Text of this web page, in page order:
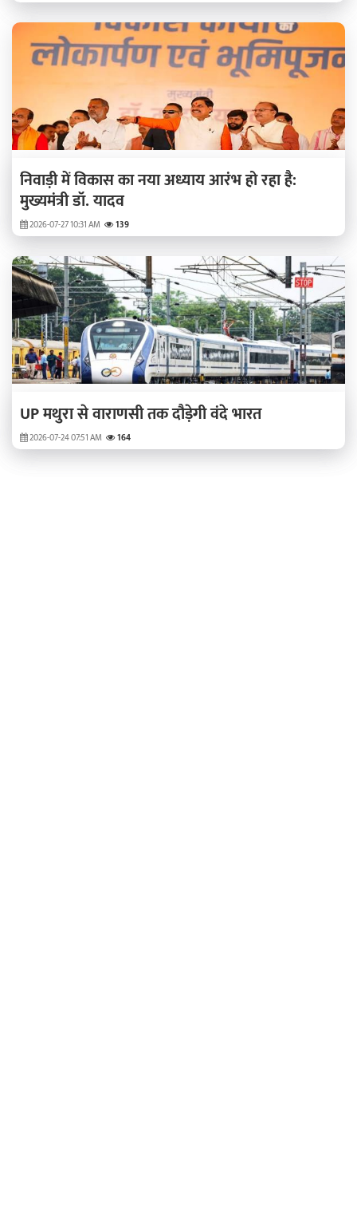
निवाड़ी में विकास का नया अध्याय आरंभ हो रहा है:
मुख्यमंत्री डॉ. यादव
2026-07-27 10:31 AM 139
UP मथुरा से वाराणसी तक दौड़ेगी वंदे भारत
2026-07-24 07:51 AM 164